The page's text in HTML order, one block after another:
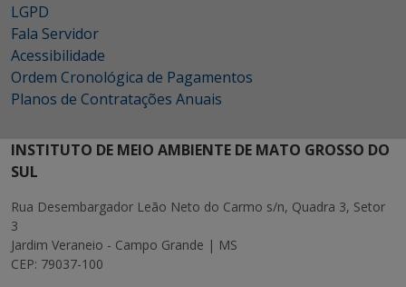
LGPD
Fala Servidor
Acessibilidade
Ordem Cronológica de Pagamentos
Planos de Contratações Anuais
INSTITUTO DE MEIO AMBIENTE DE MATO GROSSO DO
SUL
Rua Desembargador Leão Neto do Carmo s/n, Quadra 3, Setor
3
Jardim Veraneio - Campo Grande | MS
CEP: 79037-100